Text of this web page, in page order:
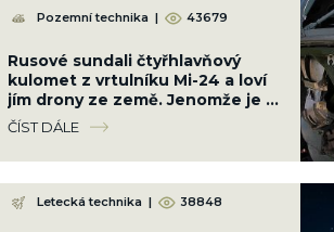
Pozemní technika | 43679
Rusové sundali čtyřhlavňový
kulomet z vrtulníku Mi-24 a loví
jím drony ze země. Jenomže je až
příliš silný
ČÍST DÁLE
Letecká technika | 38848